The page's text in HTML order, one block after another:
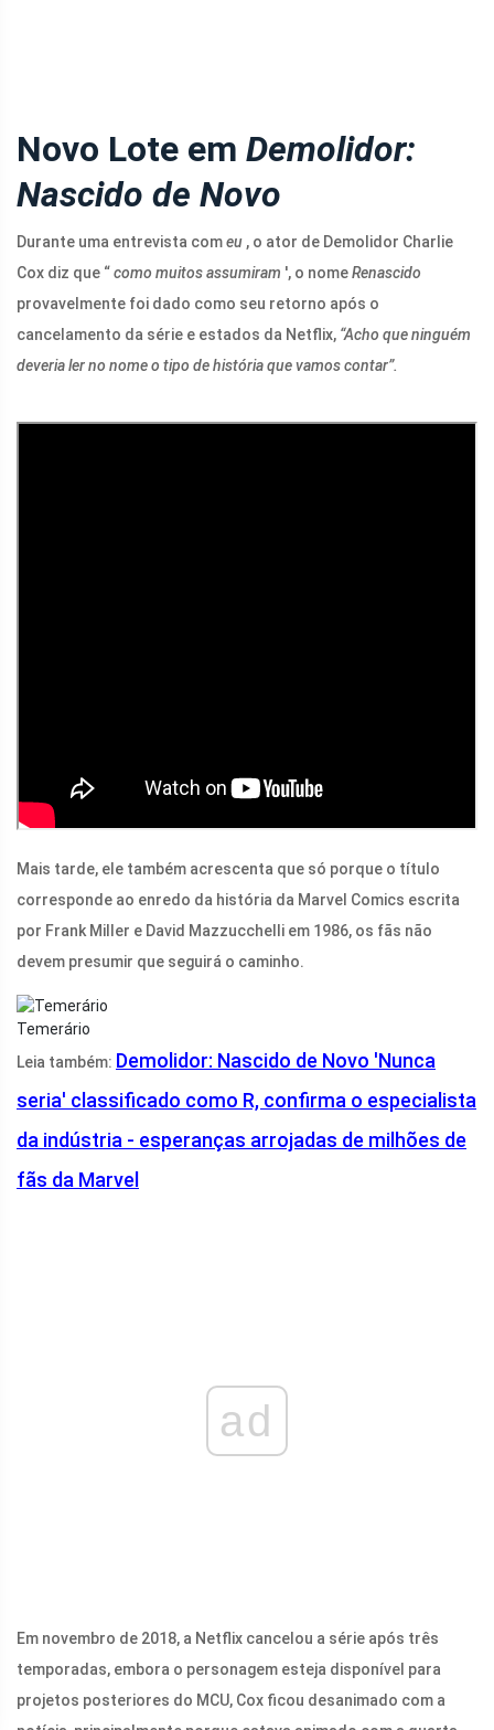
Novo Lote em Demolidor:
Nascido de Novo
Durante uma entrevista comeu , o ator de Demolidor Charlie
Cox diz que “como muitos assumiram ', o nomeRenascido
provavelmente foi dado como seu retorno após o
cancelamento da série e estados da Netflix, “Acho que ninguém
deveria ler no nome o tipo de história que vamos contar”.
Mais tarde, ele também acrescenta que só porque o título
corresponde ao enredo da história da Marvel Comics escrita
por Frank Miller e David Mazzucchelli em 1986, os fãs não
devem presumir que seguirá o caminho.
Temerário
Leia também: Demolidor: Nascido de Novo 'Nunca
seria' classificado como R, confirma o especialista
da indústria - esperanças arrojadas de milhões de
fãs da Marvel
ad
Em novembro de 2018, a Netflix cancelou a série após três
temporadas, embora o personagem esteja disponível para
projetos posteriores do MCU, Cox ficou desanimado com a